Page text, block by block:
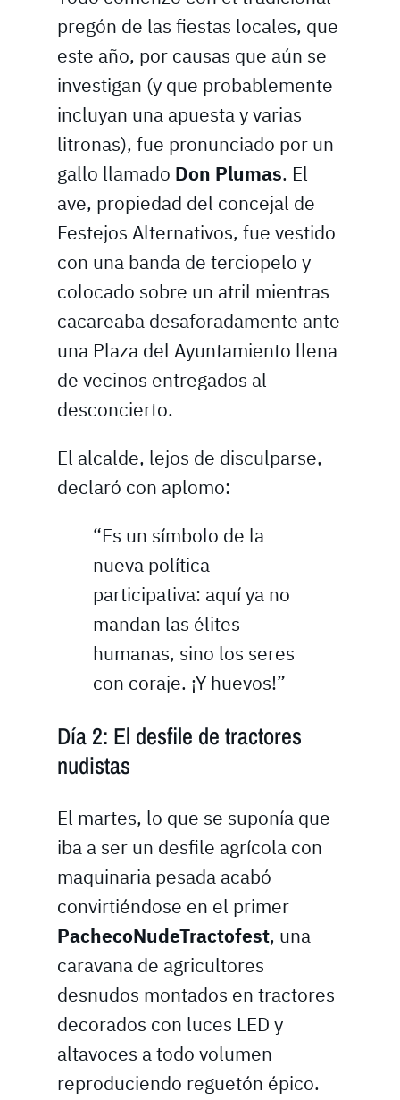
pregón de las fiestas locales, que
este año, por causas que aún se
investigan (y que probablemente
incluyan una apuesta y varias
litronas), fue pronunciado por un
gallo llamado Don Plumas. El
ave, propiedad del concejal de
Festejos Alternativos, fue vestido
con una banda de terciopelo y
colocado sobre un atril mientras
cacareaba desaforadamente ante
una Plaza del Ayuntamiento llena
de vecinos entregados al
desconcierto.
El alcalde, lejos de disculparse,
declaró con aplomo:
“Es un símbolo de la
nueva política
participativa: aquí ya no
mandan las élites
humanas, sino los seres
con coraje. ¡Y huevos!”
Día 2: El desfile de tractores
nudistas
El martes, lo que se suponía que
iba a ser un desfile agrícola con
maquinaria pesada acabó
convirtiéndose en el primer
PachecoNudeTractofest, una
caravana de agricultores
desnudos montados en tractores
decorados con luces LED y
altavoces a todo volumen
reproduciendo reguetón épico.